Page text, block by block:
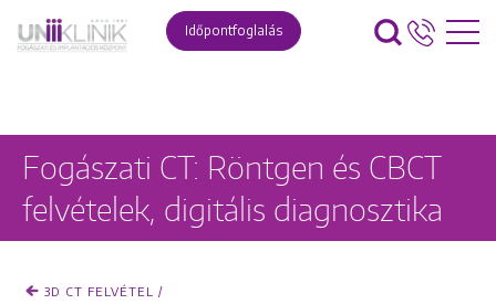
Időpontfoglalás
Fogászati CT: Röntgen és CBCT
felvételek, digitális diagnosztika
3D CT FELVÉTEL /